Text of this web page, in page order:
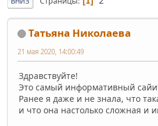
Татьяна Николаева
21 мая 2020, 14:00:49
Здравствуйте!
Это самый информативный
Ранее я даже и не знала, что
и что она настолько сложная и